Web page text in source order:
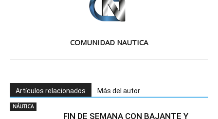
COMUNIDAD NAUTICA
Artículos relacionados Más del autor
NÁUTICA
FIN DE SEMANA CON BAJANTE Y